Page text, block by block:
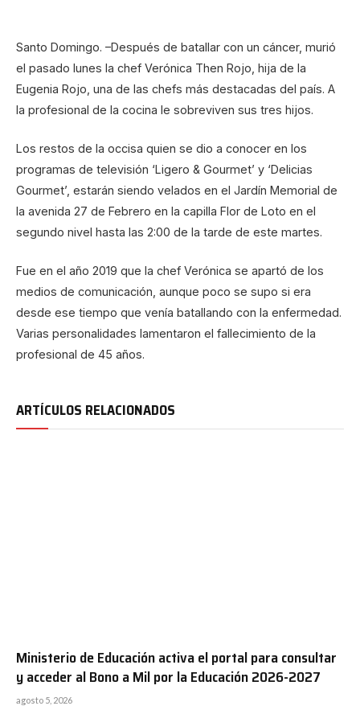
Santo Domingo. –Después de batallar con un cáncer, murió
el pasado lunes la chef Verónica Then Rojo, hija de la
Eugenia Rojo, una de las chefs más destacadas del país. A
la profesional de la cocina le sobreviven sus tres hijos.
Los restos de la occisa quien se dio a conocer en los
programas de televisión ‘Ligero & Gourmet’ y ‘Delicias
Gourmet’, estarán siendo velados en el Jardín Memorial de
la avenida 27 de Febrero en la capilla Flor de Loto en el
segundo nivel hasta las 2:00 de la tarde de este martes.
Fue en el año 2019 que la chef Verónica se apartó de los
medios de comunicación, aunque poco se supo si era
desde ese tiempo que venía batallando con la enfermedad.
Varias personalidades lamentaron el fallecimiento de la
profesional de 45 años.
ARTÍCULOS RELACIONADOS
Ministerio de Educación activa el portal para consultar
y acceder al Bono a Mil por la Educación 2026-2027
agosto 5, 2026